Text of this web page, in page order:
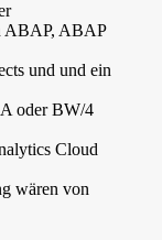
ABAP, ABAP
und und ein
oder BW/4
Cloud
wären von